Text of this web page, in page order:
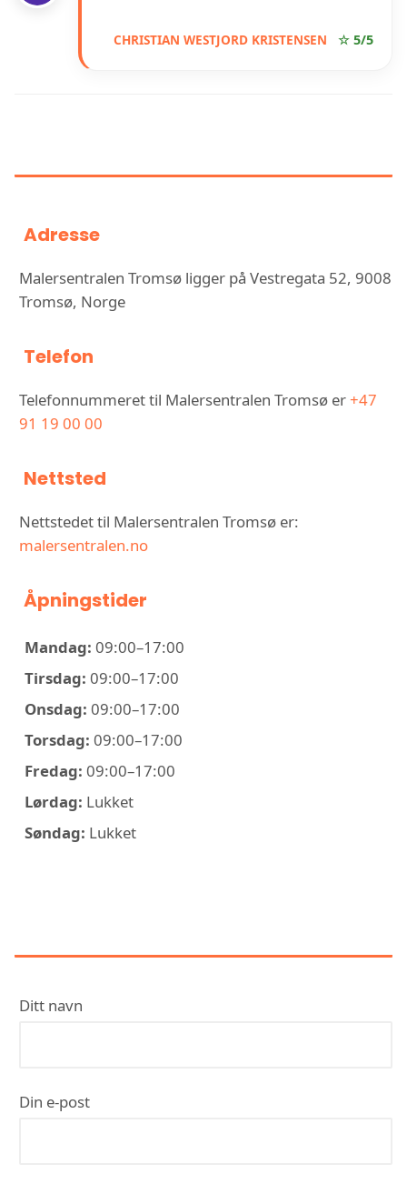
CHRISTIAN WESTJORD KRISTENSEN ☆ 5/5
Adresse
Malersentralen Tromsø ligger på Vestregata 52, 9008
Tromsø, Norge
Telefon
Telefonnummeret til Malersentralen Tromsø er+47
91 19 00 00
Nettsted
Nettstedet til Malersentralen Tromsø er:
malersentralen.no
Åpningstider
Mandag: 09:00–17:00
Tirsdag: 09:00–17:00
Onsdag: 09:00–17:00
Torsdag: 09:00–17:00
Fredag: 09:00–17:00
Lørdag: Lukket
Søndag: Lukket
Ditt navn
Din e-post